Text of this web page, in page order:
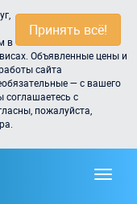
Принять всё!
в
Объявленные цены и
сайта
— с вашего
соглашаетесь с
пожалуйста,